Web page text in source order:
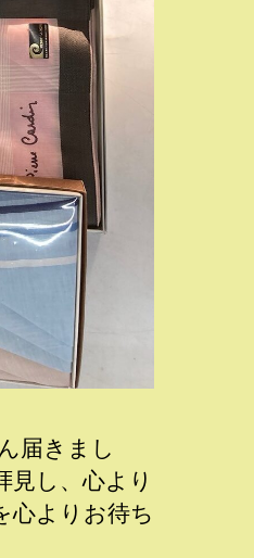
届きまし
見し、心より
心よりお待ち